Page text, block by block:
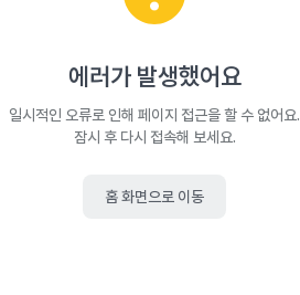
에러가 발생했어요
일시적인 오류로 인해 페이지 접근을 할 수 없어요.
잠시 후 다시 접속해 보세요.
홈 화면으로 이동